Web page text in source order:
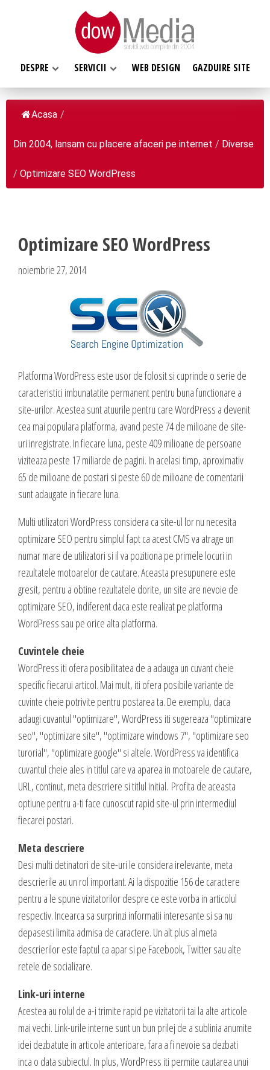
DESPRE SERVICII WEB DESIGN GAZDUIRE SITE
DESPRE NOI
Despre noi
Clientii nostri
Blog
Comunicate de presa
Daca te gandesti la o afacere online, ai o idee geniala,
noi te ajutam sa o pui in practica, sa o dezvolti,
oferindu-ti servicii web complete.
Experienta acumulata de-a lungul anilor in care ne-am dezvoltat cot la
cot cu internetul am dezvoltat sute de site-uri cu cele mai variate
profiluri, ne-a oferit un simt fin in ceea ce priveste lansarea si
dezvoltarea unei afaceri online, asa ca, odata ce ne prezinti ideea si
propunem detalii care probabil ti-au scapat, sa cream un plus de
valoare produselor sau serviciilor cu care vii in fata clientilor tai.
CONTACT
Strada. Johann Heinrich Pestalozzi, Nr. 3-5
Romania, Timisoara
0356 44 24 24
Dow Media Consulting - Bucuresti
Spl. Independentei, Nr. 273
Bucuresti, Sector 6
021 310 72 37
SERVICII WEB
Web design
Web Hosting, Gazduire site
Inregistrari, Rezervari domenii
Software la comanda
Administrare server
Implementare plata card
GAZDUIRE & DOMENII
Inregistrari, Rezervari domenii
Gazduire Web (web site + email)
Gazduire eMail (doar email)
Servere VPS
INTERNET MARKETING
Servicii SEO
Publicitate Online
Administrare campanii Google AdWords
Clipuri video promovare
E-mail marketing
Realizare / Administrare pagina Facebook
Servicii Copywriting
Servicii PR
Campanii integrate
Corporate blogging
DESIGN & PRINTING
Identitate vizuala, imagine
Grafica publicitara
Grafica pentru print
Fotografie digitala
Acasa /
Din 2004, lansam cu placere afaceri pe internet / Diverse
/ Optimizare SEO WordPress
Optimizare SEO WordPress
noiembrie 27, 2014
Platforma WordPress este usor de folosit si cuprinde o serie de
caracteristici imbunatatite permanent pentru buna functionare a
site-urilor. Acestea sunt atuurile pentru care WordPress a devenit
cea mai populara platforma, avand peste 74 de milioane de site-
uri inregistrate. In fiecare luna, peste 409 milioane de persoane
viziteaza peste 17 miliarde de pagini. In acelasi timp, aproximativ
65 de milioane de postari si peste 60 de milioane de comentarii
sunt adaugate in fiecare luna.
Multi utilizatori WordPress considera ca site-ul lor nu necesita
optimizare SEO pentru simplul fapt ca acest CMS va atrage un
numar mare de utilizatori si il va pozitiona pe primele locuri in
rezultatele motoarelor de cautare. Aceasta presupunere este
gresit, pentru a obtine rezultatele dorite, un site are nevoie de
optimizare SEO, indiferent daca este realizat pe platforma
WordPress sau pe orice alta platforma.
Cuvintele cheie
WordPress iti ofera posibilitatea de a adauga un cuvant cheie
specific fiecarui articol. Mai mult, iti ofera posibile variante de
cuvinte cheie potrivite pentru postarea ta. De exemplu, daca
adaugi cuvantul "optimizare", WordPress iti sugereaza "optimizare
seo", "optimizare site", "optimizare windows 7", "optimizare seo
turorial", "optimizare google" si altele. WordPress va identifica
cuvantul cheie ales in titlul care va aparea in motoarele de cautare,
URL, continut, meta descriere si titlul initial. Profita de aceasta
optiune pentru a-ti face cunoscut rapid site-ul prin intermediul
fiecarei postari.
Meta descriere
Desi multi detinatori de site-uri le considera irelevante, meta
descrierile au un rol important. Ai la dispozitie 156 de caractere
pentru a le spune vizitatorilor despre ce este vorba in articolul
respectiv. Incearca sa surprinzi informatii interesante si sa nu
depasesti limita admisa de caractere. Un alt plus al meta
descrierilor este faptul ca apar si pe Facebook, Twitter sau alte
retele de socializare.
Link-uri interne
Acestea au rolul de a-i trimite rapid pe vizitatorii tai la alte articole
mai vechi. Link-urile interne sunt un bun prilej de a sublinia anumite
idei dezbatute in articole anterioare, fara a fi nevoie sa dezbati
inca o data subiectul. In plus, WordPress iti permite cautarea unui